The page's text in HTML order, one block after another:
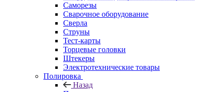
Саморезы
Сварочное оборудование
Сверла
Струны
Тест-карты
Торцевые головки
Штекеры
Электротехнические товары
Полировка
Назад